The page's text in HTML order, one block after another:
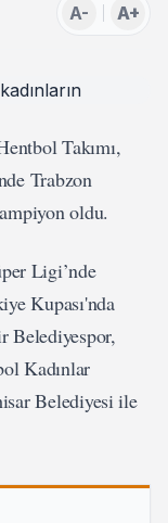
A- A+
Takımı,
Trabzon
oldu.
Ligi’nde
Kupası'nda
Belediyespor,
Kadınlar
Belediyesi ile